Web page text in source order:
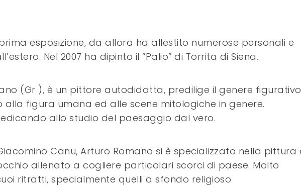
prima esposizione, da allora ha allestito numerose personali e
Nel 2007 ha dipinto il “Palio” di Torrita di Siena.
(Gr ), è un pittore autodidatta, predilige il genere
figura umana ed alle scene mitologiche in genere.
allo studio del paesaggio dal vero.
Canu, Arturo Romano si è specializzato nella pittura
allenato a cogliere particolari scorci di paese. Molto
ritratti, specialmente quelli a sfondo religioso